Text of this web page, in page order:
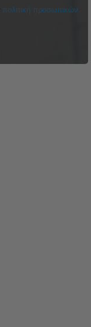
πολιτική προσωπικών